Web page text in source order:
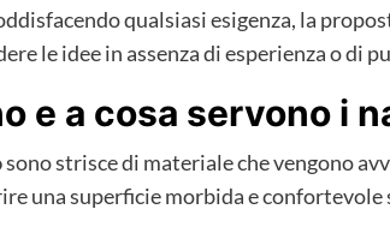
qualsiasi esigenza, la
le idee in assenza di esperienza o di
e a cosa servono i
sono strisce di materiale che vengono
una superficie morbida e confortevole